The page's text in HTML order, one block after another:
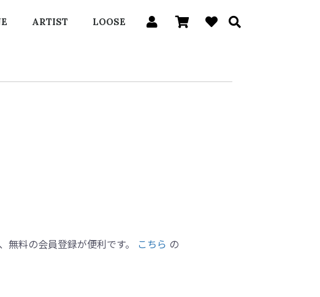
ARTIST LOOSE
料の会員登録が便利です。 こちら の